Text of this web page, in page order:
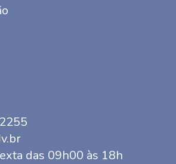
das 09h00 às 18h